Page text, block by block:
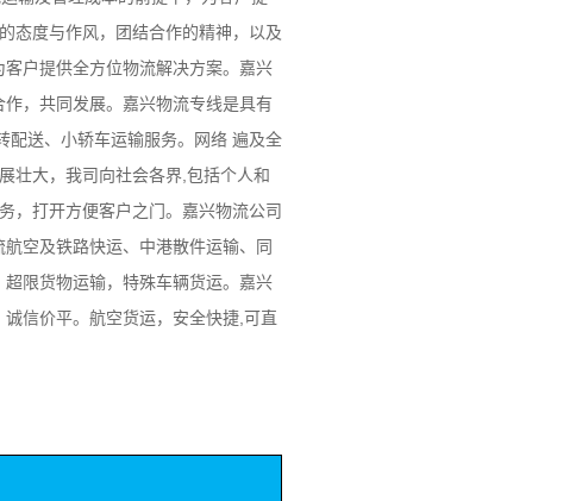
态度与作风，团结合作的精神，以及
户提供全方位物流解决方案。嘉兴
，共同发展。嘉兴物流专线是具有
配送、小轿车运输服务。网络 遍及全
壮大，我司向社会各界,包括个人和
，打开方便客户之门。嘉兴物流公司
空及铁路快运、中港散件运输、同
限货物运输，特殊车辆货运。嘉兴
信价平。航空货运，安全快捷,可直